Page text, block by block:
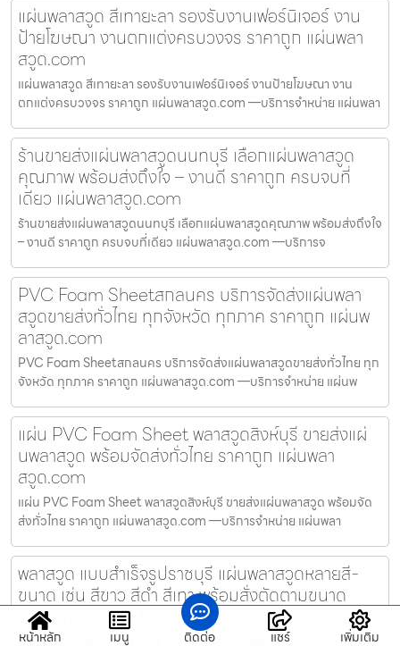
แผ่นพลาสวูด สีเทายะลา รองรับงานเฟอร์นิเจอร์ งาน
ป้ายโฆษณา งานตกแต่งครบวงจร ราคาถูก แผ่นพลา
สวูด.com
แผ่นพลาสวูด สีเทายะลา รองรับงานเฟอร์นิเจอร์ งานป้ายโฆษณา งาน
ตกแต่งครบวงจร ราคาถูก แผ่นพลาสวูด.com —บริการจำหน่าย แผ่นพลา
ร้านขายส่งแผ่นพลาสวูดนนทบุรี เลือกแผ่นพลาสวูด
คุณภาพ พร้อมส่งถึงใจ – งานดี ราคาถูก ครบจบที่
เดียว แผ่นพลาสวูด.com
ร้านขายส่งแผ่นพลาสวูดนนทบุรี เลือกแผ่นพลาสวูดคุณภาพ พร้อมส่งถึงใจ
– งานดี ราคาถูก ครบจบที่เดียว แผ่นพลาสวูด.com —บริการจ
PVC Foam Sheetสกลนคร บริการจัดส่งแผ่นพลา
สวูดขายส่งทั่วไทย ทุกจังหวัด ทุกภาค ราคาถูก แผ่นพ
ลาสวูด.com
PVC Foam Sheetสกลนคร บริการจัดส่งแผ่นพลาสวูดขายส่งทั่วไทย ทุก
จังหวัด ทุกภาค ราคาถูก แผ่นพลาสวูด.com —บริการจำหน่าย แผ่นพ
แผ่น PVC Foam Sheet พลาสวูดสิงห์บุรี ขายส่งแผ่
นพลาสวูด พร้อมจัดส่งทั่วไทย ราคาถูก แผ่นพลา
สวูด.com
แผ่น PVC Foam Sheet พลาสวูดสิงห์บุรี ขายส่งแผ่นพลาสวูด พร้อมจัด
ส่งทั่วไทย ราคาถูก แผ่นพลาสวูด.com —บริการจำหน่าย แผ่นพลา
พลาสวูด แบบสำเร็จรูปราชบุรี แผ่นพลาสวูดหลายสี-
ขนาด เช่น สีขาว สีดำ สีเทา พร้อมสั่งตัดตามขนาด
ราคาถูก แผ่นพลาสวูด.com
พลาสวูด แบบสำเร็จรูปราชบุรี แผ่นพลาสวูดหลายสี-ขนาด เช่น สีขาว สีดำ
หน้าหลัก เมนู ติดต่อ แชร์ เพิ่มเติม